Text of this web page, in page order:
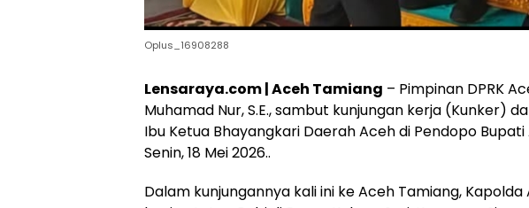
Oplus_16908288
Lensaraya.com | Aceh Tamiang – Pimpinan DPRK
Muhamad Nur, S.E., sambut kunjungan kerja (Kunker)
Ibu Ketua Bhayangkari Daerah Aceh di Pendopo
Senin, 18 Mei 2026..
Dalam kunjungannya kali ini ke Aceh Tamiang,